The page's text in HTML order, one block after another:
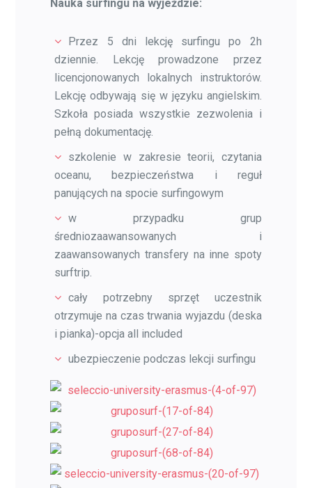
Nauka surfingu na wyjeździe:
Przez 5 dni lekcję surfingu po 2h
dziennie. Lekcję prowadzone przez
licencjonowanych lokalnych instruktorów.
Lekcję odbywają się w języku angielskim.
Szkoła posiada wszystkie zezwolenia i
pełną dokumentację.
szkolenie w zakresie teorii, czytania
oceanu, bezpieczeństwa i reguł
panujących na spocie surfingowym
w przypadku grup
średniozaawansowanych i
zaawansowanych transfery na inne spoty
surftrip.
cały potrzebny sprzęt uczestnik
otrzymuje na czas trwania wyjazdu (deska
i pianka)-opcja all included
ubezpieczenie podczas lekcji surfingu